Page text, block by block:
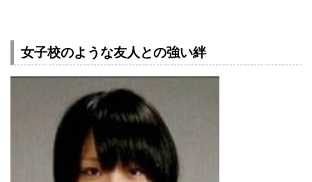
女子校のような友人との強い絆